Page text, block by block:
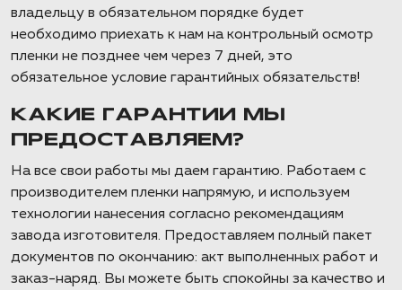
владельцу в обязательном порядке будет
необходимо приехать к нам на контрольный осмотр
пленки не позднее чем через 7 дней, это
обязательное условие гарантийных обязательств!
КАКИЕ ГАРАНТИИ МЫ
ПРЕДОСТАВЛЯЕМ?
На все свои работы мы даем гарантию. Работаем с
производителем пленки напрямую, и используем
технологии нанесения согласно рекомендациям
завода изготовителя. Предоставляем полный пакет
документов по окончанию: акт выполненных работ и
заказ-наряд. Вы можете быть спокойны за качество и